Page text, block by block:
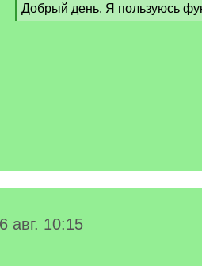
Добрый день. Я пользуюсь
[
6 авг. 10:15